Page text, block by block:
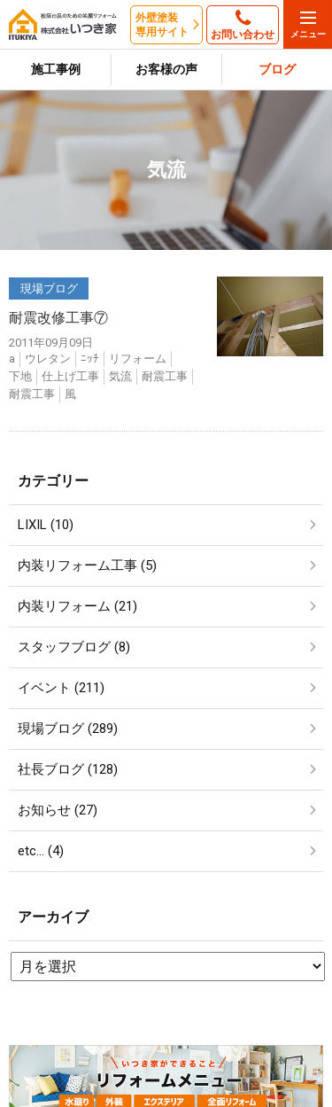
外壁塗装
専用サイト
お問い合わせ
施工事例 お客様の声 ブログ
気流
現場ブログ
耐震改修工事⑦
2011年09月09日
a
ウレタン ﾆｯﾁ
リフォーム
下地
仕上げ工事 気流
耐震工事
耐震工事
風
カテゴリー
LIXIL (10)
内装リフォーム工事 (5)
内装リフォーム (21)
スタッフブログ (8)
イベント (211)
現場ブログ (289)
社長ブログ (128)
お知らせ (27)
etc… (4)
アーカイブ